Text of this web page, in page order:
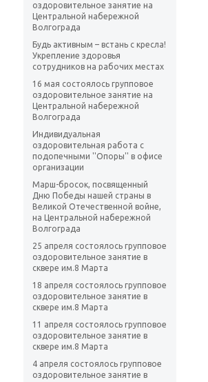
оздоровительное занятие на
Центральной набережной
Волгограда
Будь активным – встань с кресла!
Укрепление здоровья
сотрудников на рабочих местах
16 мая состоялось групповое
оздоровительное занятие на
Центральной набережной
Волгограда
Индивидуальная
оздоровительная работа с
подопечными ''Опоры'' в офисе
организации
Марш-бросок, посвященный
Дню Победы нашей страны в
Великой Отечественной войне,
на Центральной набережной
Волгограда
25 апреля состоялось групповое
оздоровительное занятие в
сквере им.8 Марта
18 апреля состоялось групповое
оздоровительное занятие в
сквере им.8 Марта
11 апреля состоялось групповое
оздоровительное занятие в
сквере им.8 Марта
4 апреля состоялось групповое
оздоровительное занятие в